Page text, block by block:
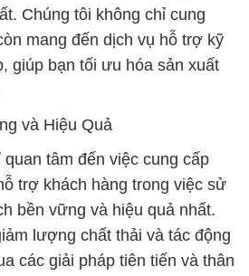
Chúng tôi không chỉ cung
mang đến dịch vụ hỗ trợ kỹ
giúp bạn tối ưu hóa sản xuất
và Hiệu Quả
tâm đến việc cung cấp
trợ khách hàng trong việc sử
bền vững và hiệu quả nhất.
lượng chất thải và tác động
các giải pháp tiên tiến và thân